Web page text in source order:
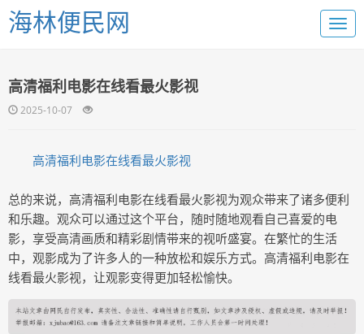
海林便民网
高清福利电影在线看最火影视
2025-10-07
高清福利电影在线看最火影视
总的来说，高清福利电影在线看最火影视为观众带来了诸多便利
和乐趣。观众可以通过这个平台，随时随地观看自己喜爱的电
影，享受高清画质和精彩剧情带来的视听盛宴。在繁忙的生活
中，观影成为了许多人的一种放松和娱乐方式。高清福利电影在
线看最火影视，让观影变得更加轻松愉快。